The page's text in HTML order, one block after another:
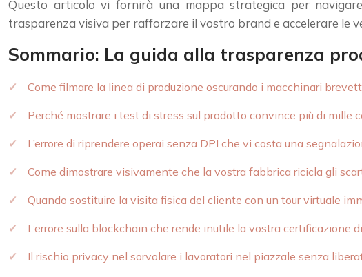
Questo articolo vi fornirà una mappa strategica per
trasparenza visiva per rafforzare il vostro brand e accelerare le
Sommario: La guida alla trasparenza
Come filmare la linea di produzione oscurando i macchinari
Perché mostrare i test di stress sul prodotto convince più di mille
L’errore di riprendere operai senza DPI che vi costa una
Come dimostrare visivamente che la vostra fabbrica ricicla gli
Quando sostituire la visita fisica del cliente con un tour virtuale
L’errore sulla blockchain che rende inutile la vostra certificazione
Il rischio privacy nel sorvolare i lavoratori nel piazzale senza